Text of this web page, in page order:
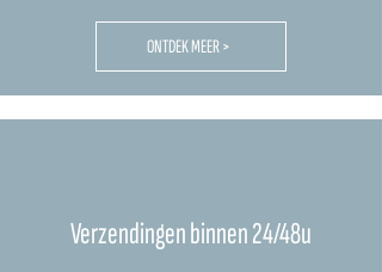
ONTDEK MEER >
Verzendingen binnen 24/48u